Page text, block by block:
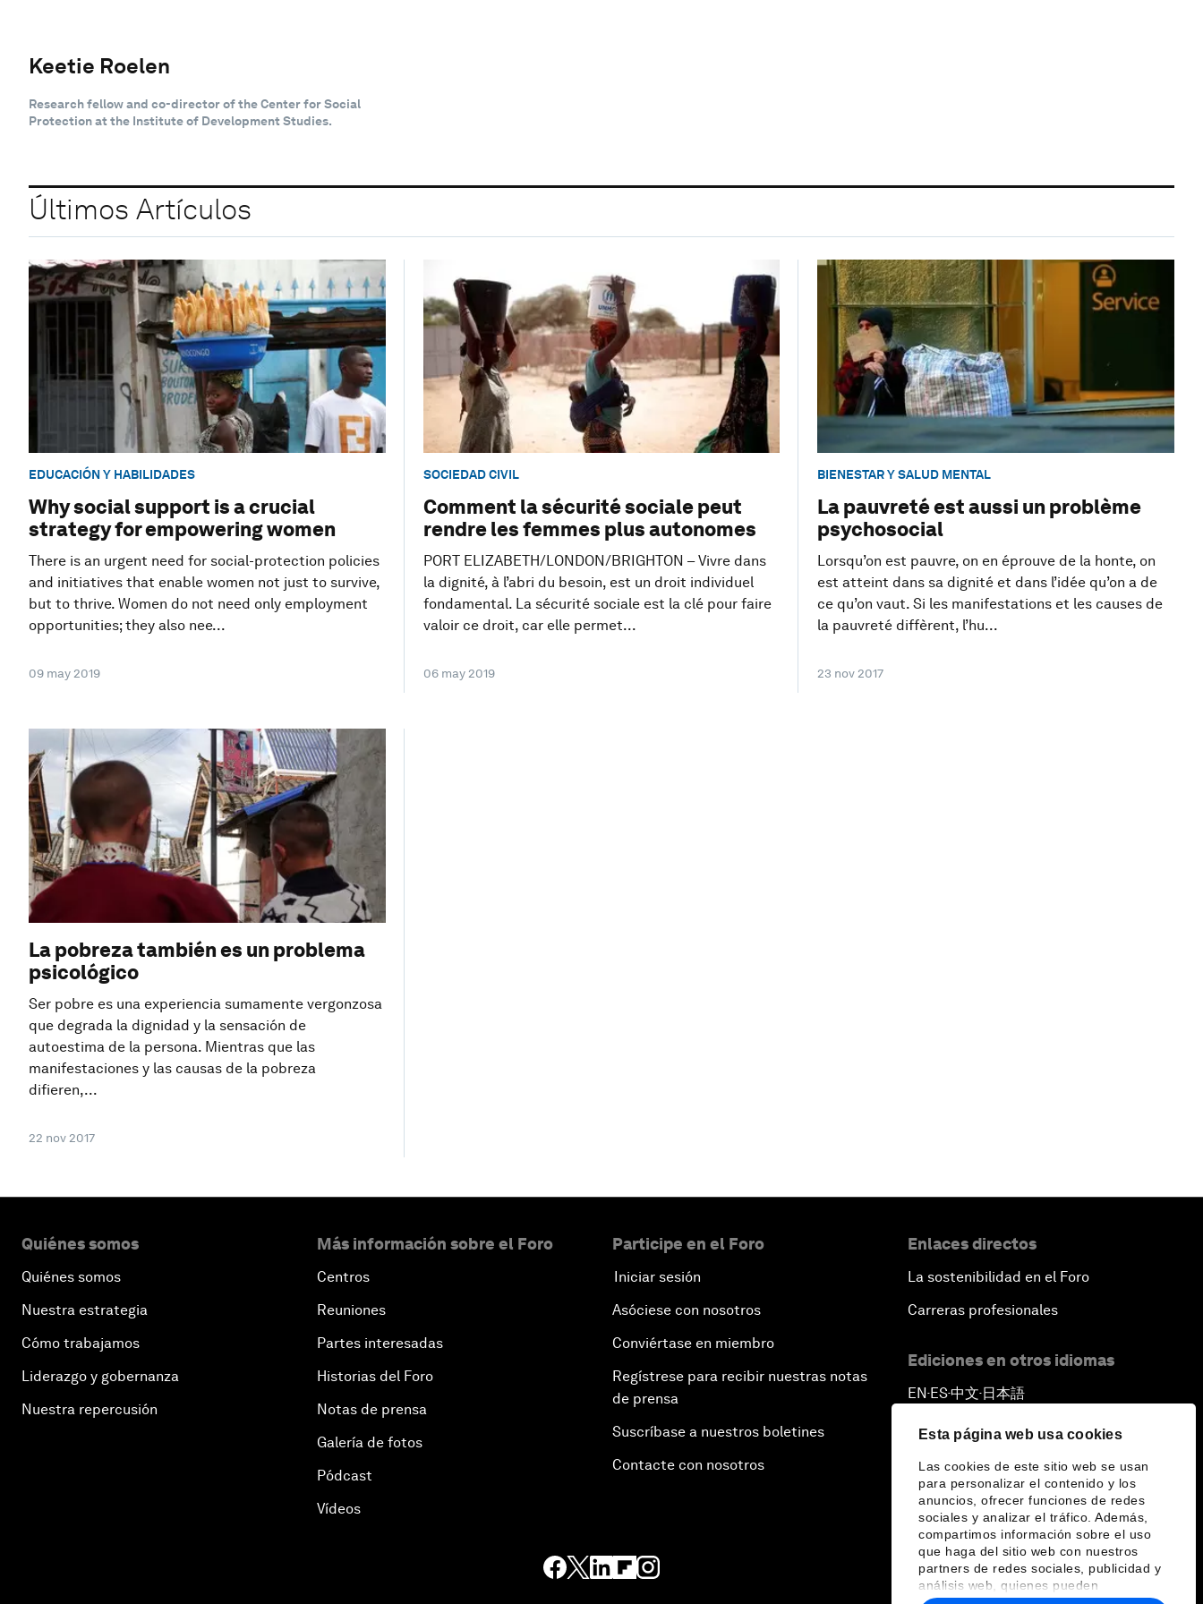
Esta página web usa cookies
Las cookies de este sitio web se usan
para personalizar el contenido y los
anuncios, ofrecer funciones de redes
sociales y analizar el tráfico. Además,
compartimos información sobre el uso
que haga del sitio web con nuestros
partners de redes sociales, publicidad y
análisis web, quienes pueden
Keetie Roelen
Research fellow and co-director of the Center for Social
Protection at the Institute of Development Studies.
Últimos Artículos
EDUCACIÓN Y HABILIDADES
Why social support is a crucial
strategy for empowering women
There is an urgent need for social-protection policies
and initiatives that enable women not just to survive,
but to thrive. Women do not need only employment
opportunities; they also nee...
09 may 2019
SOCIEDAD CIVIL
Comment la sécurité sociale peut
rendre les femmes plus autonomes
PORT ELIZABETH/LONDON/BRIGHTON – Vivre dans
la dignité, à l’abri du besoin, est un droit individuel
fondamental. La sécurité sociale est la clé pour faire
valoir ce droit, car elle permet...
06 may 2019
BIENESTAR Y SALUD MENTAL
La pauvreté est aussi un problème
psychosocial
Lorsqu’on est pauvre, on en éprouve de la honte, on
est atteint dans sa dignité et dans l’idée qu’on a de
ce qu’on vaut. Si les manifestations et les causes de
la pauvreté diffèrent, l’hu...
23 nov 2017
La pobreza también es un problema
psicológico
Ser pobre es una experiencia sumamente vergonzosa
que degrada la dignidad y la sensación de
autoestima de la persona. Mientras que las
manifestaciones y las causas de la pobreza
difieren,...
22 nov 2017
Quiénes somos
Quiénes somos
Nuestra estrategia
Cómo trabajamos
Liderazgo y gobernanza
Nuestra repercusión
Más información sobre el Foro
Centros
Reuniones
Partes interesadas
Historias del Foro
Notas de prensa
Galería de fotos
Pódcast
Vídeos
Participe en el Foro
Iniciar sesión
Asóciese con nosotros
Conviértase en miembro
Regístrese para recibir nuestras notas
de prensa
Suscríbase a nuestros boletines
Contacte con nosotros
Enlaces directos
La sostenibilidad en el Foro
Carreras profesionales
Ediciones en otros idiomas
EN ▪ES▪中文▪ 日本語